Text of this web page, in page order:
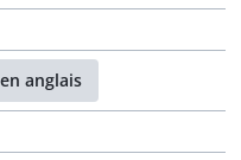
anglais